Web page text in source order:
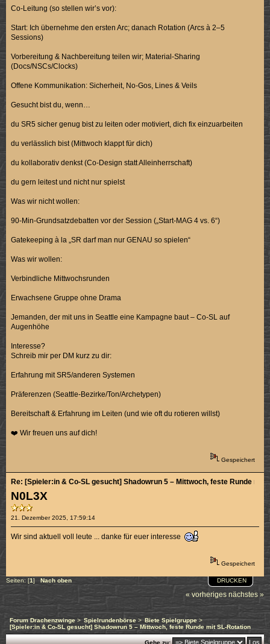
Co-Leitung (so stellen wir’s vor):
Start: Ich übernehme den ersten Arc; danach Rotation (Arcs à 2–5
Sessions)
Vorbereitung & Nachbereitung teilen wir; Material-Sharing
(Docs/NSCs/Clocks)
Offene Kommunikation: Sicherheit, No-Gos, Lines & Veils
Gesucht bist du, wenn…
du SR5 sicher genug bist zu leiten oder motiviert, dich fix einzuarbeiten
du verlässlich bist (Mittwoch klappt für dich)
du kollaborativ denkst (Co-Design statt Alleinherrschaft)
du gern leitest und nicht nur spielst
Was wir nicht wollen:
90-Min-Grundsatzdebatten vor der Session („Start-MAG 4 vs. 6“)
Gatekeeping à la „SR darf man nur GENAU so spielen“
Was wir wollen:
Verbindliche Mittwochsrunden
Erwachsene Gruppe ohne Drama
Jemanden, der mit uns in Seattle eine Kampagne baut – Co-SL auf
Augenhöhe
Interesse?
Schreib mir per DM kurz zu dir:
Erfahrung mit SR5/anderen Systemen
Präferenzen (Seattle-Bezirke/Ton/Archetypen)
Bereitschaft & Erfahrung im Leiten (und wie oft du rotieren willst)
❤️ Wir freuen uns auf dich!
Gespeichert
N0L3X
21. Dezember 2025, 17:59:14
Re: [Spieler:in & Co-SL gesucht] Shadowrun 5 – Mittwoch, feste Runde mit
Wir sind aktuell voll leute ... danke für euer interesse
Gespeichert
DRUCKEN
Seiten: [1] Nach oben
« vorheriges nächstes »
Forum Drachenzwinge> Spielrundenbörse> Biete Spielgruppe>
[Spieler:in & Co-SL gesucht] Shadowrun 5 – Mittwoch, feste Runde mit SL-Rotation